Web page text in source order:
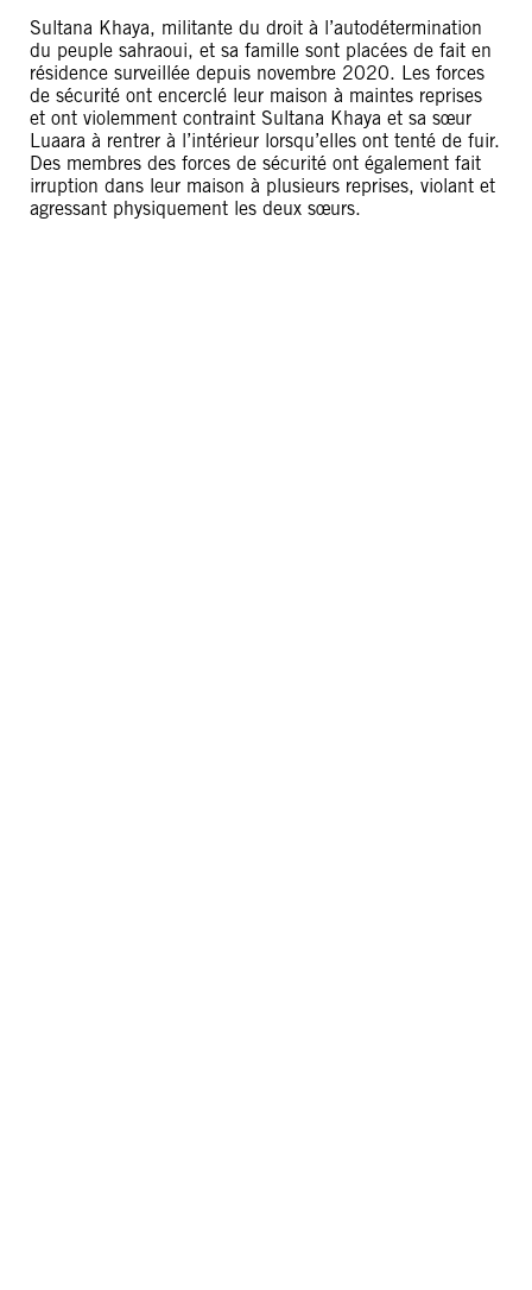
Sultana Khaya, militante du droit à l’autodétermination
du peuple sahraoui, et sa famille sont placées de fait en
résidence surveillée depuis novembre 2020. Les forces
de sécurité ont encerclé leur maison à maintes reprises
et ont violemment contraint Sultana Khaya et sa sœur
Luaara à rentrer à l’intérieur lorsqu’elles ont tenté de fuir.
Des membres des forces de sécurité ont également fait
irruption dans leur maison à plusieurs reprises, violant et
agressant physiquement les deux sœurs.